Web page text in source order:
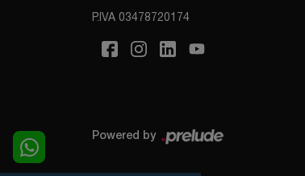
P.IVA 03478720174
Powered by